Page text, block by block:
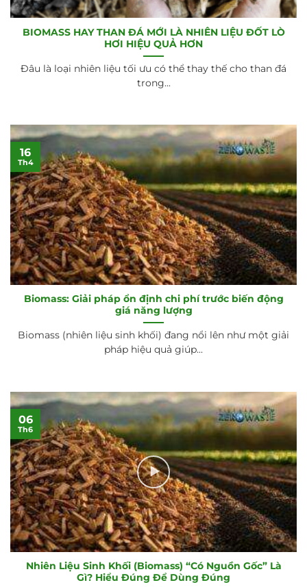
BIOMASS HAY THAN ĐÁ MỚI LÀ NHIÊN LIỆU ĐỐT LÒ
HƠI HIỆU QUẢ HƠN
Đâu là loại nhiên liệu tối ưu có thể thay thế cho than đá
trong...
Biomass: Giải pháp ổn định chi phí trước biến động
giá năng lượng
Biomass (nhiên liệu sinh khối) đang nổi lên như một giải
pháp hiệu quả giúp...
16
Th4
Nhiên Liệu Sinh Khối (Biomass) “Có Nguồn Gốc” Là
Gì? Hiểu Đúng Để Dùng Đúng
06
Th6